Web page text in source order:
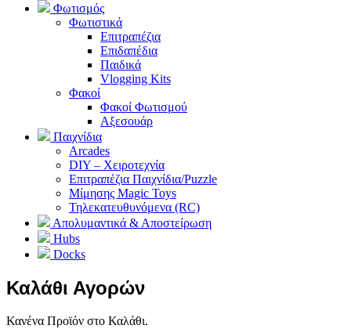
Φωτισμός
Φωτιστικά
Επιτραπέζια
Επιδαπέδια
Παιδικά
Vlogging Kits
Φακοί
Φακοί Φωτισμού
Αξεσουάρ
Παιχνίδια
Arcades
DIY – Χειροτεχνία
Επιτραπέζια Παιχνίδια/Puzzle
Μίμησης Magic Toys
Τηλεκατευθυνόμενα (RC)
Απολυμαντικά & Αποστείρωση
Hubs
Docks
Καλάθι Αγορών
Κανένα Προϊόν στο Καλάθι.